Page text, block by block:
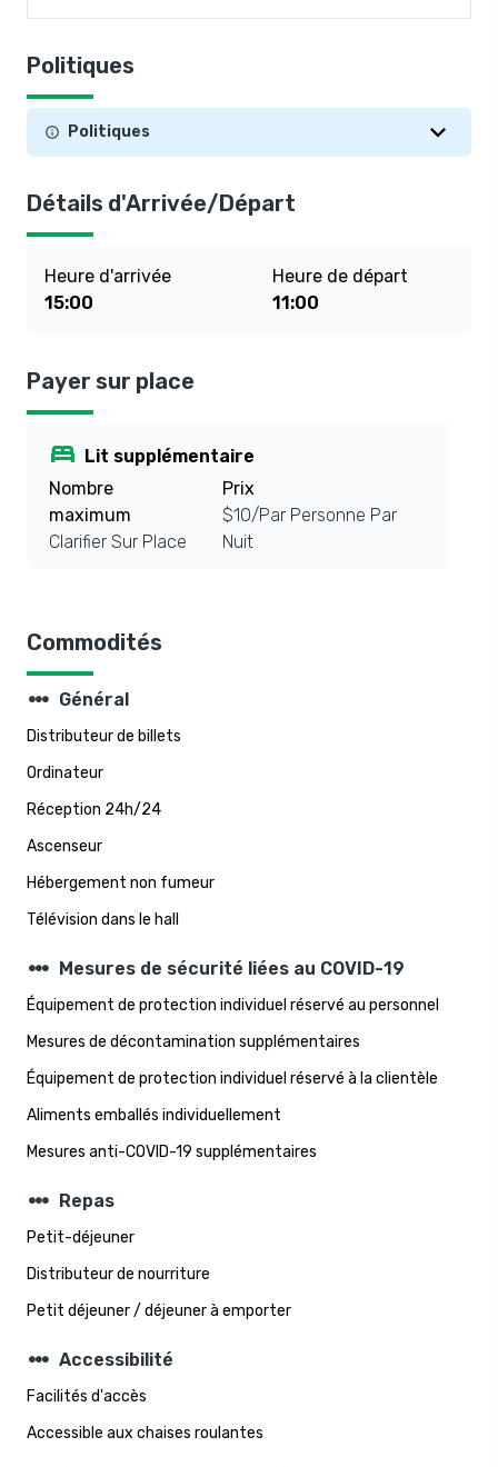
Politiques
Politiques
Détails d'Arrivée/Départ
Heure d'arrivée
15:00
Heure de départ
11:00
Payer sur place
bed Lit supplémentaire
Nombre
maximum
Clarifier Sur Place
Prix
$10/Par Personne Par
Nuit
Commodités
steppers Général
Distributeur de billets
Ordinateur
Réception 24h/24
Ascenseur
Hébergement non fumeur
Télévision dans le hall
steppers Mesures de sécurité liées au COVID-19
Équipement de protection individuel réservé au personnel
Mesures de décontamination supplémentaires
Équipement de protection individuel réservé à la clientèle
Aliments emballés individuellement
Mesures anti-COVID-19 supplémentaires
steppers Repas
Petit-déjeuner
Distributeur de nourriture
Petit déjeuner / déjeuner à emporter
steppers Accessibilité
Facilités d'accès
Accessible aux chaises roulantes